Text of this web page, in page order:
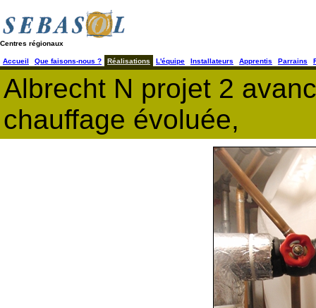
Centres régionaux
Accueil Que faisons-nous ? Réalisations L'équipe Installateurs Apprentis Parrains
Albrecht N projet 2
chauffage évoluée,